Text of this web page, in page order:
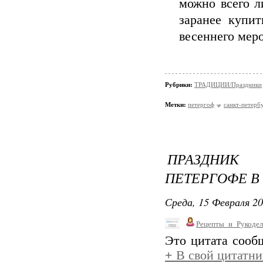
можно всего
заранее
весеннего
Рубрики: ТРАДИЦИИ/Праздники
Метки: петергоф санкт-
ПЕТЕРГОФЕ В
Среда, 15 Февраля
Это цитата
+ В свой